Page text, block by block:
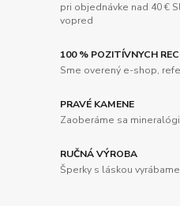
pri objednávke nad 40 €
vopred
100 % POZITÍVNYCH
Sme overený e-shop,
PRAVÉ KAMENE
Zaoberáme sa
RUČNÁ VÝROBA
Šperky s láskou